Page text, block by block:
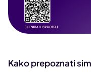
Kako prepoznati